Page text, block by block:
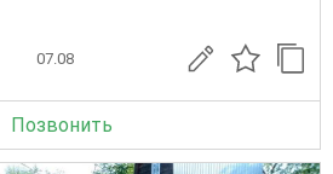
07.08
Позвонить